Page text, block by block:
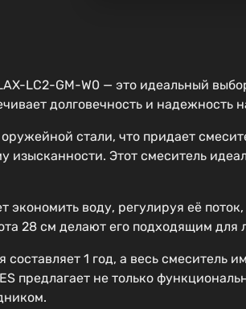
LC2-GM-W0 — это идеальный
долговечность и надежность
стали, что придает
изысканности. Этот смеситель
воду, регулируя её
28 см делают его подходящим
1 год, а весь смеситель
предлагает не только